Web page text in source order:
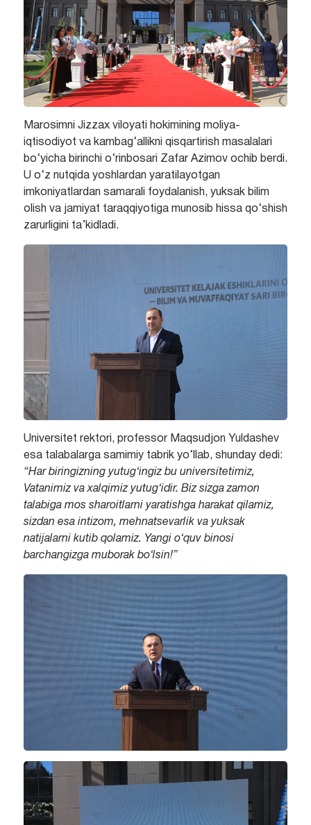
Marosimni Jizzax viloyati hokimining moliya-
iqtisodiyot va kambag‘allikni qisqartirish masalalari
bo‘yicha birinchi o‘rinbosari Zafar Azimov ochib berdi.
U o‘z nutqida yoshlardan yaratilayotgan
imkoniyatlardan samarali foydalanish, yuksak bilim
olish va jamiyat taraqqiyotiga munosib hissa qo‘shish
zarurligini ta’kidladi.
Universitet rektori, professor Maqsudjon Yuldashev
esa talabalarga samimiy tabrik yo‘llab, shunday dedi:
“Har biringizning yutug‘ingiz bu universitetimiz,
Vatanimiz va xalqimiz yutug‘idir. Biz sizga zamon
talabiga mos sharoitlarni yaratishga harakat qilamiz,
sizdan esa intizom, mehnatsevarlik va yuksak
natijalarni kutib qolamiz. Yangi o‘quv binosi
barchangizga muborak bo‘lsin!”